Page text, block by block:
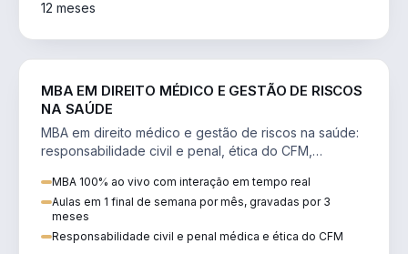
12 meses
MBA EM DIREITO MÉDICO E GESTÃO DE RISCOS
NA SAÚDE
MBA em direito médico e gestão de riscos na saúde:
responsabilidade civil e penal, ética do CFM,
MBA 100% ao vivo com interação em tempo real
Aulas em 1 final de semana por mês, gravadas por 3
meses
Responsabilidade civil e penal médica e ética do CFM